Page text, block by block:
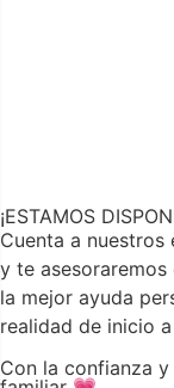
¡ESTAMOS
Cuenta a
y te
la mejor ayuda
realidad de inicio
Con la confianza